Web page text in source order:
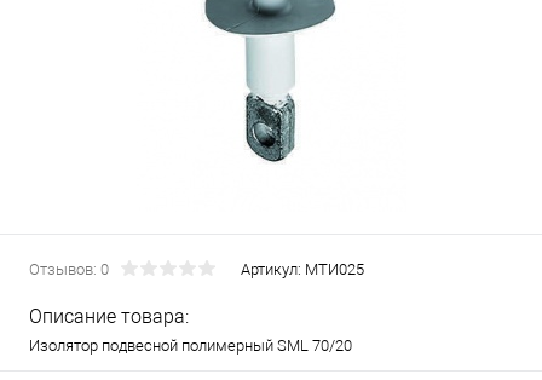
Отзывов: 0 Артикул: МТИ025
Описание товара:
Изолятор подвесной полимерный SML 70/20